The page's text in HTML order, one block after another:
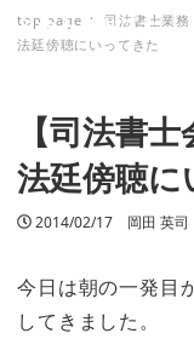
ミナトノキズナ
top page 司法書士業務
法廷傍聴にいってきた
【司法書
法廷傍聴
投稿日
2014/02/17 著者
岡田 英司
今日は朝の一発目
してきました。